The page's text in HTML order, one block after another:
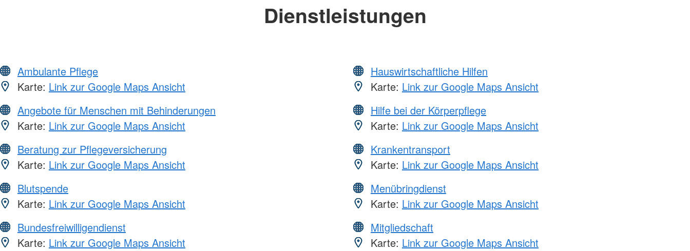
Dienstleistungen
Ambulante Pflege
Karte: Link zur Google Maps Ansicht
Angebote für Menschen mit Behinderungen
Karte: Link zur Google Maps Ansicht
Beratung zur Pflegeversicherung
Karte: Link zur Google Maps Ansicht
Blutspende
Karte: Link zur Google Maps Ansicht
Bundesfreiwilligendienst
Karte: Link zur Google Maps Ansicht
Hauswirtschaftliche Hilfen
Karte: Link zur Google Maps Ansicht
Hilfe bei der Körperpflege
Karte: Link zur Google Maps Ansicht
Krankentransport
Karte: Link zur Google Maps Ansicht
Menübringdienst
Karte: Link zur Google Maps Ansicht
Mitgliedschaft
Karte: Link zur Google Maps Ansicht